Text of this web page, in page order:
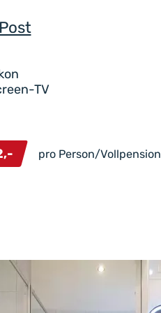
TV
pro Person/Vollpension